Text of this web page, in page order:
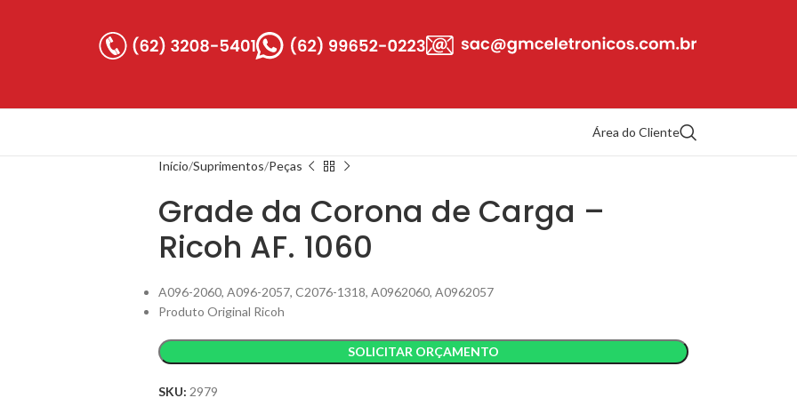
Área do Cliente
Início Suprimentos Peças
Grade da Corona de Carga –
Ricoh AF. 1060
A096-2060, A096-2057, C2076-1318, A0962060, A0962057
Produto Original Ricoh
SOLICITAR ORÇAMENTO
SKU: 2979